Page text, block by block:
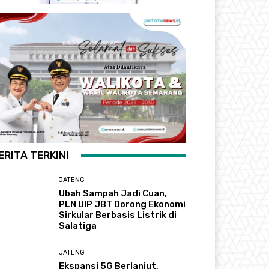
TERKINI
JATENG
Ubah Sampah Jadi Cuan,
PLN UIP JBT Dorong Ekonomi
Sirkular Berbasis Listrik di
Salatiga
JATENG
Ekspansi 5G Berlanjut,